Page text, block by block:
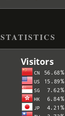
STATISTICS